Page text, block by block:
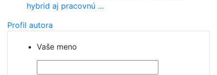
hybrid aj pracovnú ...
Profil autora
Vaše meno